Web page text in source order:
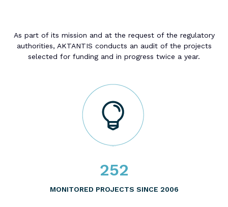
As part of its mission and at the request of the regulatory
authorities, AKTANTIS conducts an audit of the projects
selected for funding and in progress twice a year.
252
MONITORED PROJECTS SINCE 2006